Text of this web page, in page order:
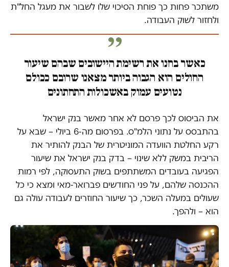
משתכר פחות כך פוחת הסיכוי שלו לשבור את מעגל החל"ת
ולחזור לשוק העבודה.
כאשר בחנו את רשימת היישובים שבהם שיעור
החולים הוא הגבוה ביותר מצאנו שרובם ככולם
נטועים עמוק באשכולות התחתונים
את הביסוס לכך פרסם לא אחר מאשר בנק ישראל
בהתבסס על נתוני הלמ"ס. בפרסום מה-6 ביולי – שבא על
רקע החלטת הוועדה המוניטרית של הבנק להותיר את
הריבית במשק ללא שינוי – בדק בנק ישראל את שיעור
הפגיעה בעובדים המשתתפים בשוק התעסוקה, לפי רמות
ההכנסה שלהם, על פני החודשים פברואר-מאי ומצא כי כל
שעולים במעלה השכר, כך שיעור החוזרים לעבודה עולה גם
הוא – ולהפך.